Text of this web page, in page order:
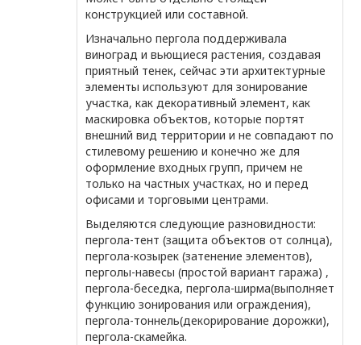
конструкцией или составной.
Изначально пергола поддерживала
виноград и вьющиеся растения, создавая
приятный тенек, сейчас эти архитектурные
элементы используют для зонирование
участка, как декоративный элемент, как
маскировка объектов, которые портят
внешний вид территории и не совпадают по
стилевому решению и конечно же для
оформление входных групп, причем не
только на частных участках, но и перед
офисами и торговыми центрами.
Выделяются следующие разновидности:
пергола-тент (защита объектов от солнца),
пергола-козырек (затенение элементов),
перголы-навесы (простой вариант гаража) ,
пергола-беседка, пергола-ширма(выполняет
функцию зонирования или ограждения),
пергола-тоннель(декорирование дорожки),
пергола-скамейка.